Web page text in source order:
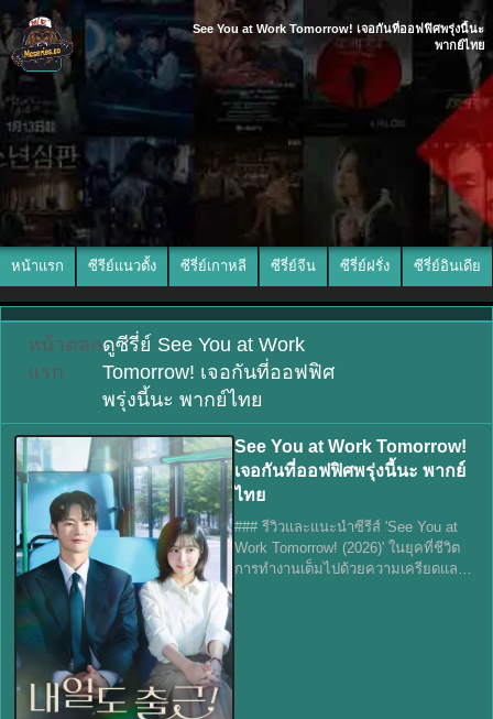
See You at Work Tomorrow! เจอกันที่ออฟฟิศพรุ่งนี้นะ
พากย์ไทย
หน้าแรก ซีรีย์แนวตั้ง ซีรี่ย์เกาหลี ซีรี่ย์จีน ซีรี่ย์ฝรั่ง ซีรี่ย์อินเดีย
หน้า
แรก
ตลกดูซีรี่ย์ See You at Work
Tomorrow! เจอกันที่ออฟฟิศ
พรุ่งนี้นะ พากย์ไทย
See You at Work Tomorrow!
เจอกันที่ออฟฟิศพรุ่งนี้นะ พากย์
ไทย
### รีวิวและแนะนำซีรีส์ 'See You at
Work Tomorrow! (2026)' ในยุคที่ชีวิต
การทำงานเต็มไปด้วยความเครียดและ